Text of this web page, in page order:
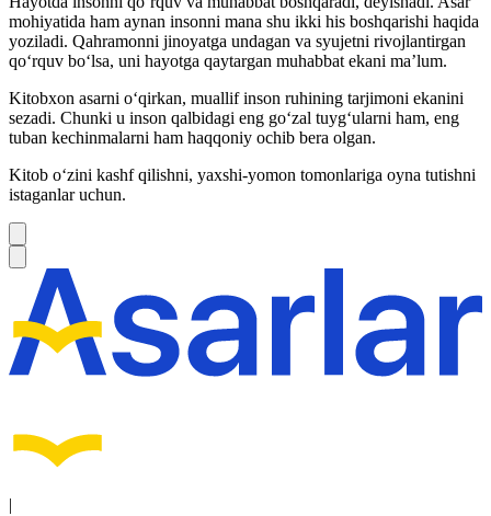
mohiyatida ham aynan insonni mana shu ikki his boshqarishi haqida
yoziladi. Qahramonni jinoyatga undagan va syujetni rivojlantirgan
qo‘rquv bo‘lsa, uni hayotga qaytargan muhabbat ekani ma’lum.
Kitobxon asarni o‘qirkan, muallif inson ruhining tarjimoni ekanini
sezadi. Chunki u inson qalbidagi eng go‘zal tuyg‘ularni ham, eng
tuban kechinmalarni ham haqqoniy ochib bera olgan.
Kitob o‘zini kashf qilishni, yaxshi-yomon tomonlariga oyna tutishni
istaganlar uchun.
|